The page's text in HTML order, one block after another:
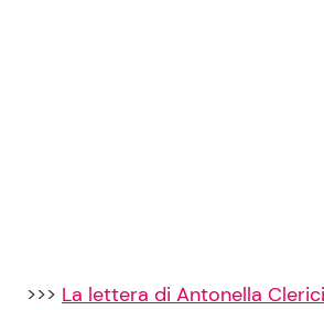
>>> La lettera di Antonella